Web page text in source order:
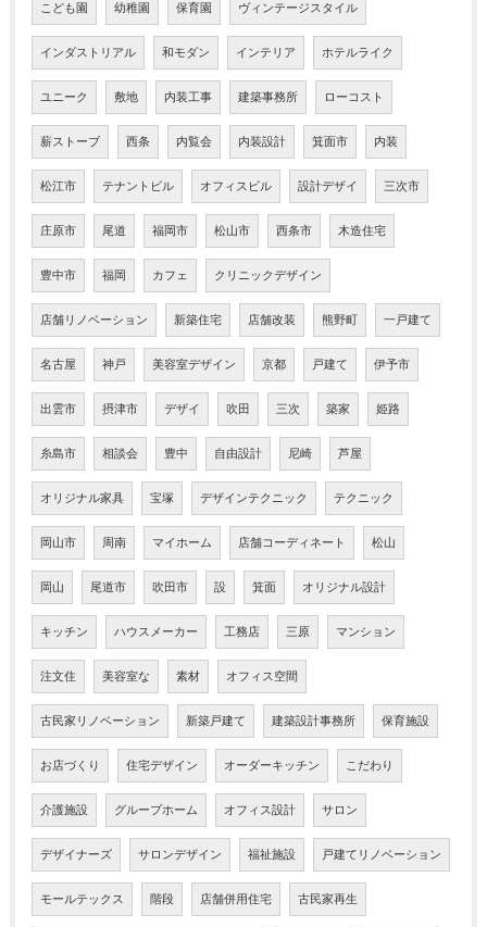
こども園 幼稚園 保育園 ヴィンテージスタイル
インダストリアル 和モダン インテリア ホテルライク
ユニーク 敷地 内装工事 建築事務所 ローコスト
薪ストーブ 西条 内覧会 内装設計 箕面市 内装
松江市 テナントビル オフィスビル 設計デザイ 三次市
庄原市 尾道 福岡市 松山市 西条市 木造住宅
豊中市 福岡 カフェ クリニックデザイン
店舗リノベーション 新築住宅 店舗改装 熊野町 一戸建て
名古屋 神戸 美容室デザイン 京都 戸建て 伊予市
出雲市 摂津市 デザイ 吹田 三次 築家 姫路
糸島市 相談会 豊中 自由設計 尼崎 芦屋
オリジナル家具 宝塚 デザインテクニック テクニック
岡山市 周南 マイホーム 店舗コーディネート 松山
岡山 尾道市 吹田市 設 箕面 オリジナル設計
キッチン ハウスメーカー 工務店 三原 マンション
注文住 美容室な 素材 オフィス空間
古民家リノベーション 新築戸建て 建築設計事務所 保育施設
お店づくり 住宅デザイン オーダーキッチン こだわり
介護施設 グループホーム オフィス設計 サロン
デザイナーズ サロンデザイン 福祉施設 戸建てリノベーション
モールテックス 階段 店舗併用住宅 古民家再生